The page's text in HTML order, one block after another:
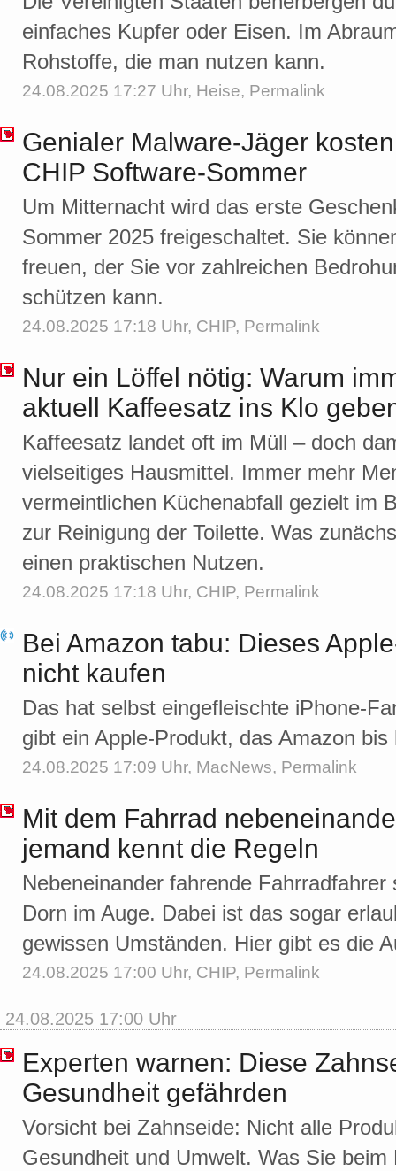
einfaches Kupfer oder Eisen. Im
Rohstoffe, die man nutzen kann.
24.08.2025 17:27 Uhr, Heise, Permalink
Genialer Malware-Jäger
CHIP Software-Sommer
Um Mitternacht wird das erste
Sommer 2025 freigeschaltet. Sie
freuen, der Sie vor zahlreichen
schützen kann.
24.08.2025 17:18 Uhr, CHIP, Permalink
Nur ein Löffel nötig: Warum
aktuell Kaffeesatz ins Klo
Kaffeesatz landet oft im Müll – doch
vielseitiges Hausmittel. Immer mehr
vermeintlichen Küchenabfall gezielt im
zur Reinigung der Toilette. Was
einen praktischen Nutzen.
24.08.2025 17:18 Uhr, CHIP, Permalink
Bei Amazon tabu: Dieses
nicht kaufen
Das hat selbst eingefleischte iPhone-
gibt ein Apple-Produkt, das Amazon
24.08.2025 17:09 Uhr, MacNews, Permalink
Mit dem Fahrrad
jemand kennt die Regeln
Nebeneinander fahrende
Dorn im Auge. Dabei ist das sogar
gewissen Umständen. Hier gibt es die
24.08.2025 17:00 Uhr, CHIP, Permalink
24.08.2025 17:00 Uhr
Experten warnen: Diese
Gesundheit gefährden
Vorsicht bei Zahnseide: Nicht alle
Gesundheit und Umwelt. Was Sie